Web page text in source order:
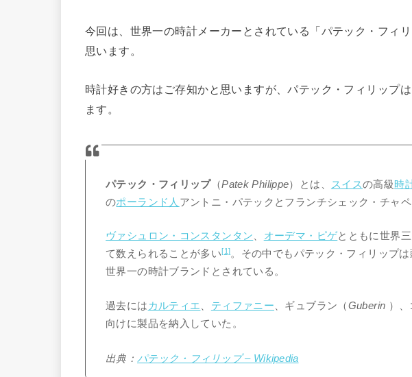
今回は、世界一の時計メーカーとされている「パテック・フィ
思います。
時計好きの方はご存知かと思いますが、パテック・フィリップ
ます。
パテック・フィリップ（Patek Philippe）とは、 スイスの高級時
のポーランド人 アントニ・パテックとフランチシェック・チャ
ヴァシュロン・コンスタンタン、 オーデマ・ピゲとともに世界
て数えられることが多い[1]。その中でもパテック・フィリップ
世界一の時計ブランドとされている。
過去には カルティエ ティファニー 、ギュブラン（Guberin ）
向けに製品を納入していた。
出典： パテック・フィリップ – Wikipedia